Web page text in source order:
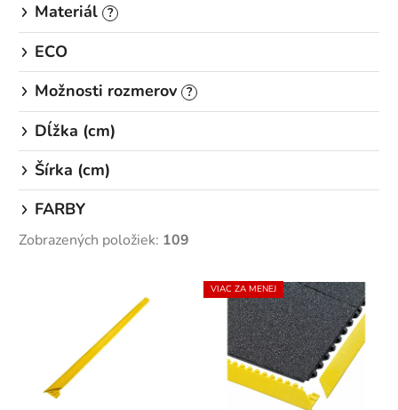
Materiál ?
ECO
Možnosti rozmerov ?
Dĺžka (cm)
Šírka (cm)
FARBY
Zobrazených položiek: 109
VIAC ZA MENEJ